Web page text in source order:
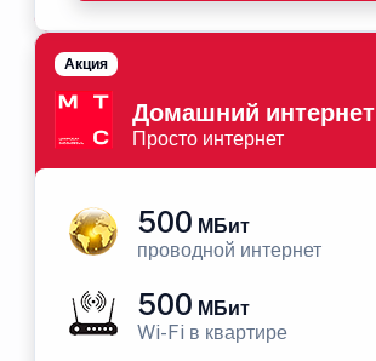
Домашний интернет
Просто интернет
Акция
500 МБит
проводной интернет
500 МБит
Wi-Fi в квартире